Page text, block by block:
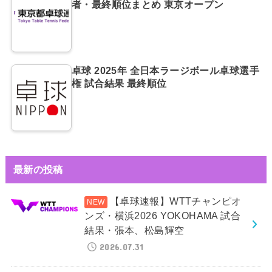
者・最終順位まとめ 東京オープン
卓球 2025年 全日本ラージボール卓球選手
権 試合結果 最終順位
最新の投稿
【卓球速報】WTTチャンピオ
ンズ・横浜2026 YOKOHAMA 試合
結果・張本、松島輝空
2026.07.31